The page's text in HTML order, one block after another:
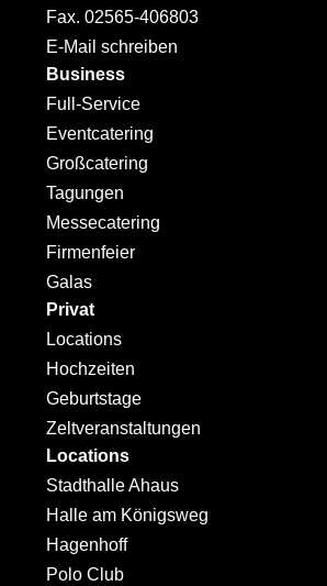
Fax. 02565-406803
E-Mail schreiben
Business
Full-Service
Eventcatering
Großcatering
Tagungen
Messecatering
Firmenfeier
Galas
Privat
Locations
Hochzeiten
Geburtstage
Zeltveranstaltungen
Locations
Stadthalle Ahaus
Halle am Königsweg
Hagenhoff
Polo Club